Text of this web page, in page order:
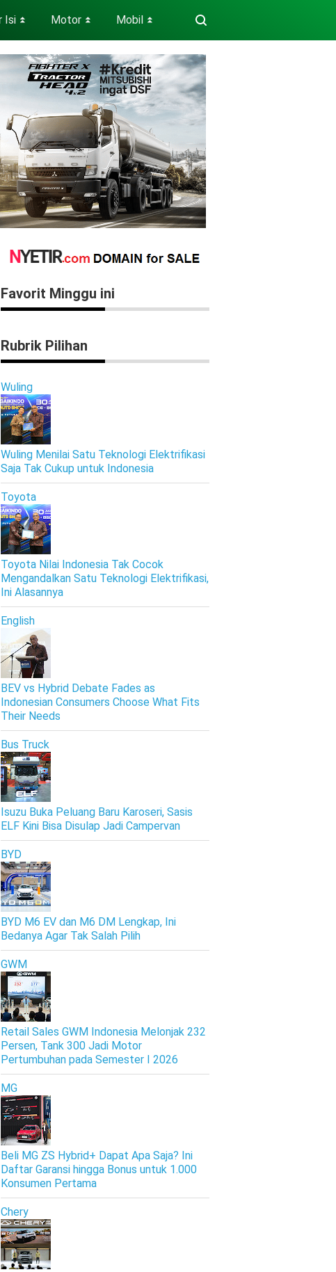
Isi ⏬ Motor ⏬ Mobil ⏬
Favorit Minggu ini
Rubrik Pilihan
Wuling
Wuling Menilai Satu Teknologi Elektrifikasi
Saja Tak Cukup untuk Indonesia
Toyota
Toyota Nilai Indonesia Tak Cocok
Mengandalkan Satu Teknologi Elektrifikasi,
Ini Alasannya
English
BEV vs Hybrid Debate Fades as
Indonesian Consumers Choose What Fits
Their Needs
Bus Truck
Isuzu Buka Peluang Baru Karoseri, Sasis
ELF Kini Bisa Disulap Jadi Campervan
BYD
BYD M6 EV dan M6 DM Lengkap, Ini
Bedanya Agar Tak Salah Pilih
GWM
Retail Sales GWM Indonesia Melonjak 232
Persen, Tank 300 Jadi Motor
Pertumbuhan pada Semester I 2026
MG
Beli MG ZS Hybrid+ Dapat Apa Saja? Ini
Daftar Garansi hingga Bonus untuk 1.000
Konsumen Pertama
Chery